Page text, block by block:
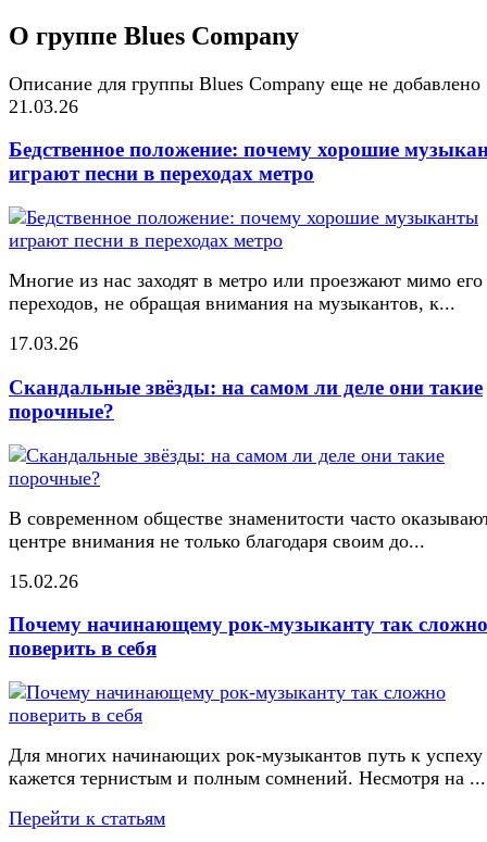
О группе Blues Company
Описание для группы Blues Company еще не добавлено
21.03.26
Бедственное положение: почему хорошие
играют песни в переходах метро
Многие из нас заходят в метро или проезжают мимо его
переходов, не обращая внимания на музыкантов, к...
17.03.26
Скандальные звёзды: на самом ли деле они такие
порочные?
В современном обществе знаменитости часто
центре внимания не только благодаря своим до...
15.02.26
Почему начинающему рок-музыканту так сложно
поверить в себя
Для многих начинающих рок-музыкантов путь к успеху
кажется тернистым и полным сомнений. Несмотря на ...
Перейти к статьям